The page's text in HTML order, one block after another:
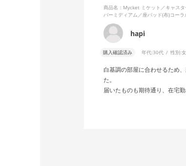
商品名：Mycket ミケット／キャス
バーミディアム／座パッド(布)コーラ
hapi
購入確認済み 年代:30代 性別:
白基調の部屋に合わせるため
た。
届いたものも期待通り、在宅勤